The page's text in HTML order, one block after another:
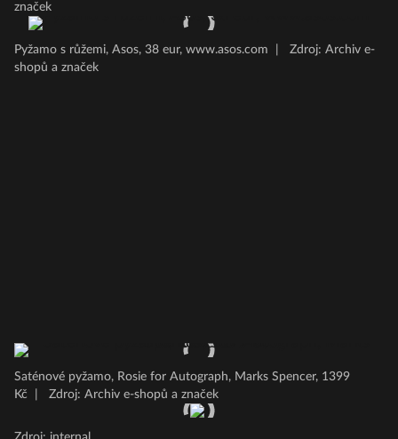
značek
Pyžamo s růžemi, Asos, 38 eur, www.asos.com
Zdroj: Archiv e-
shopů a značek
Saténové pyžamo, Rosie for Autograph, Marks Spencer, 1399
Kč
Zdroj: Archiv e-shopů a značek